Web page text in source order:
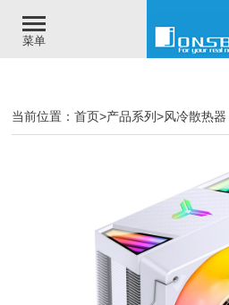
菜单
当前位置：首页>产品系列>风冷散热器